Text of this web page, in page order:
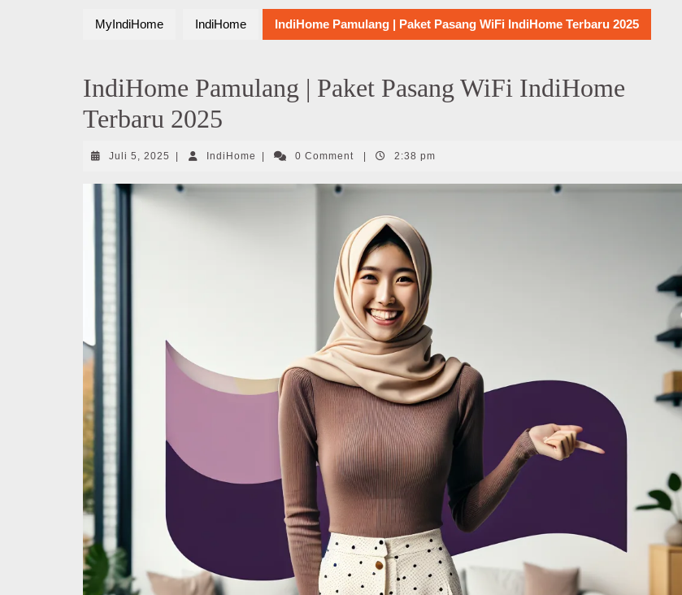
MyIndiHome IndiHome IndiHome Pamulang | Paket Pasang WiFi IndiHome Terbaru 2025
IndiHome Pamulang | Paket Pasang WiFi IndiHome
Terbaru 2025
Juli 5, 2025 Juli
2025
IndiHome IndiHome0 Comment 2:38 pm